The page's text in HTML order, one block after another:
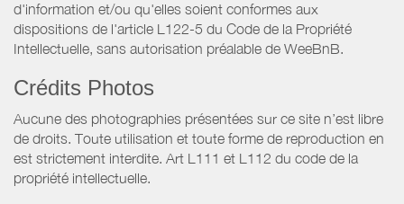
d'information et/ou qu'elles soient conformes aux
dispositions de l'article L122-5 du Code de la Propriété
Intellectuelle, sans autorisation préalable de WeeBnB.
Crédits Photos
Aucune des photographies présentées sur ce site n’est libre
de droits. Toute utilisation et toute forme de reproduction en
est strictement interdite. Art L111 et L112 du code de la
propriété intellectuelle.